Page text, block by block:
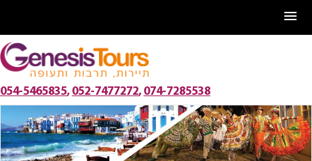
Перейти
к
содержанию
054-5465835, 052-7477272, 074-7285538